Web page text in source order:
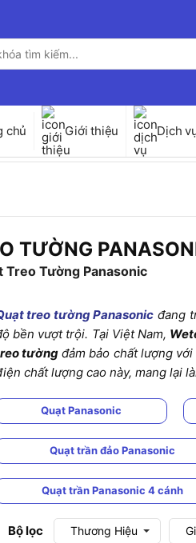
chủ Giới thiệu Dịch
TƯỜNG
Treo Tường Panasonic
treo tường Panasonic đang
bền vượt trội. Tại Việt Nam,
tườngđảm bảo chất lượng
chất lượng cao này, mang lại
Quạt Panasonic
Quạt trần đảo Panasonic
Quạt trần Panasonic 4 cánh
Bộ lọc Thương Hiệu